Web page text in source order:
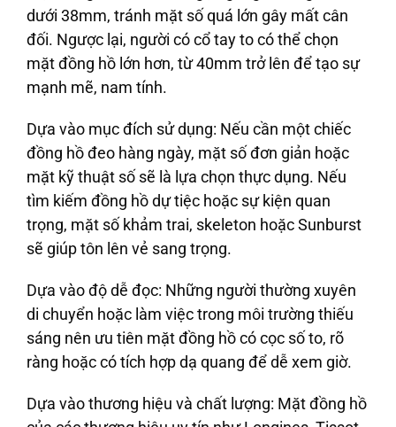
dưới 38mm, tránh mặt số quá lớn gây mất cân
đối. Ngược lại, người có cổ tay to có thể chọn
mặt đồng hồ lớn hơn, từ 40mm trở lên để tạo sự
mạnh mẽ, nam tính.
Dựa vào mục đích sử dụng: Nếu cần một chiếc
đồng hồ đeo hàng ngày, mặt số đơn giản hoặc
mặt kỹ thuật số sẽ là lựa chọn thực dụng. Nếu
tìm kiếm đồng hồ dự tiệc hoặc sự kiện quan
trọng, mặt số khảm trai, skeleton hoặc Sunburst
sẽ giúp tôn lên vẻ sang trọng.
Dựa vào độ dễ đọc: Những người thường xuyên
di chuyển hoặc làm việc trong môi trường thiếu
sáng nên ưu tiên mặt đồng hồ có cọc số to, rõ
ràng hoặc có tích hợp dạ quang để dễ xem giờ.
Dựa vào thương hiệu và chất lượng: Mặt đồng hồ